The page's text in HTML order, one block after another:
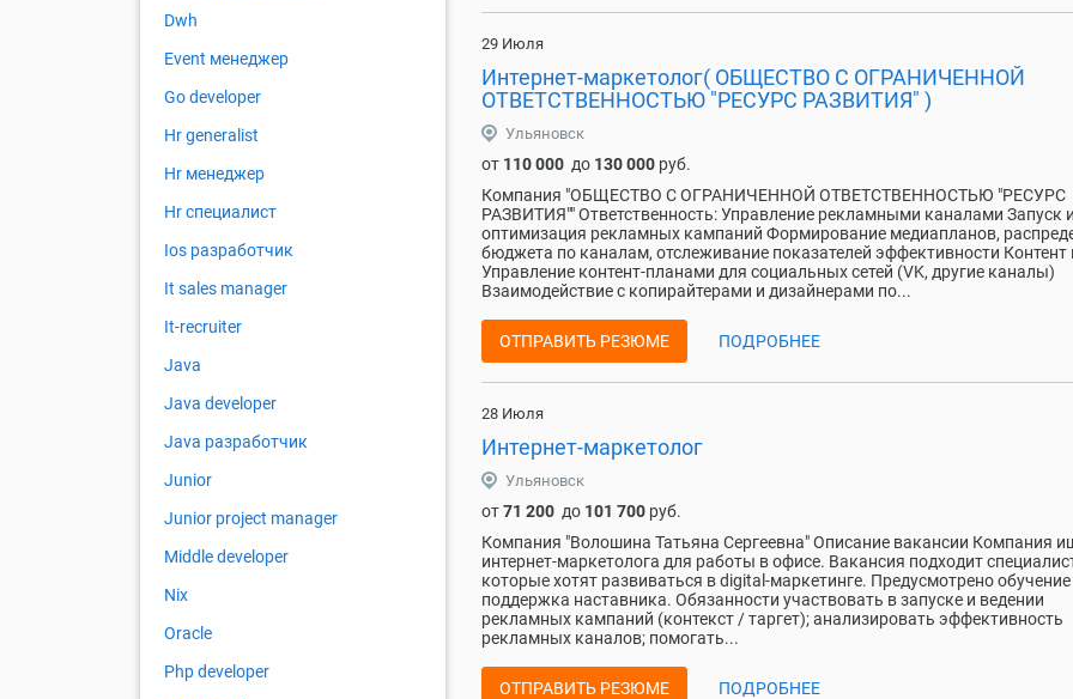
29 Июля
Интернет-маркетолог( ОБЩЕСТВО С ОГРАНИЧЕННОЙ
ОТВЕТСТВЕННОСТЬЮ "РЕСУРС РАЗВИТИЯ" )
Ульяновск
от 110 000 до 130 000 руб.
Компания "ОБЩЕСТВО С ОГРАНИЧЕННОЙ ОТВЕТСТВЕННОСТЬЮ "РЕСУРС
РАЗВИТИЯ"" Ответственность: Управление рекламными каналами Запуск и
оптимизация рекламных кампаний Формирование медиапланов,
бюджета по каналам, отслеживание показателей эффективности Контент
Управление контент-планами для социальных сетей (VK, другие каналы)
Взаимодействие с копирайтерами и дизайнерами по...
ОТПРАВИТЬ РЕЗЮМЕ ПОДРОБНЕЕ
28 Июля
Интернет-маркетолог
Ульяновск
от71 200 до 101 700 руб.
Компания "Волошина Татьяна Сергеевна" Описание вакансии Компания
интернет-маркетолога для работы в офисе. Вакансия подходит
которые хотят развиваться в digital-маркетинге. Предусмотрено обучение
поддержка наставника. Обязанности участвовать в запуске и ведении
рекламных кампаний (контекст / таргет); анализировать эффективность
рекламных каналов; помогать...
ОТПРАВИТЬ РЕЗЮМЕ ПОДРОБНЕЕ
Dwh
Event менеджер
Go developer
Hr generalist
Hr менеджер
Hr специалист
Ios разработчик
It sales manager
It-recruiter
Java
Java developer
Java разработчик
Junior
Junior project manager
Middle developer
Nix
Oracle
Php developer